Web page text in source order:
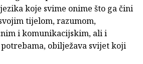
koje svime onime što ga čini
tijelom, razumom,
i komunikacijskim, ali i
obilježava svijet koji